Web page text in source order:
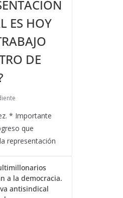
ES HOY
DE
* Importante
que
representación
a la democracia.
antisindical